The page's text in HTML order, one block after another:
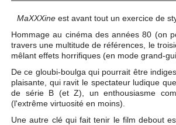
MaXXXine est avant tout un exercice de
Hommage au cinéma des années 80 (on
travers une multitude de références, le
mêlant effets horrifiques (en mode grand-
De ce gloubi-boulga qui pourrait être
plaisante, qui ravit le spectateur ludique
de série B (et Z), un enthousiasme
(l'extrême virtuosité en moins).
Une autre clé qui fait tenir le film debout